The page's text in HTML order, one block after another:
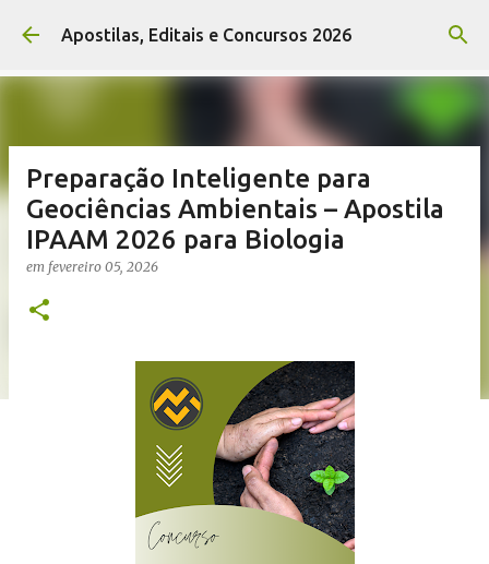
Pular para o conteúdo principal
Apostilas, Editais e Concursos 2026
Preparação Inteligente para
Geociências Ambientais – Apostila
IPAAM 2026 para Biologia
em fevereiro 05, 2026